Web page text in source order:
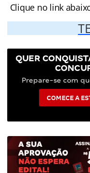
Clique no link
QUER
Prepare-se com
COMECE A